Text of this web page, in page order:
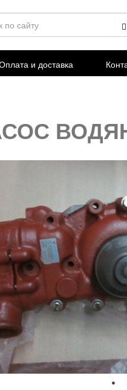
и доставка